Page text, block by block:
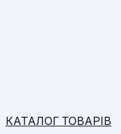
КАТАЛОГ ТОВАРІВ